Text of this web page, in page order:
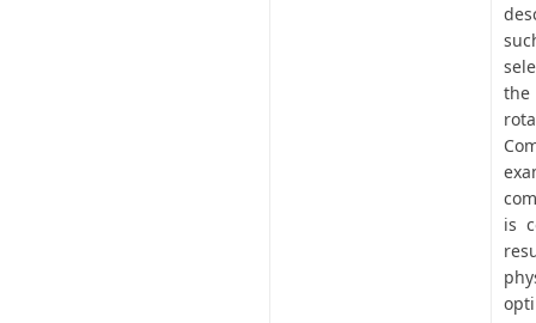
the
is